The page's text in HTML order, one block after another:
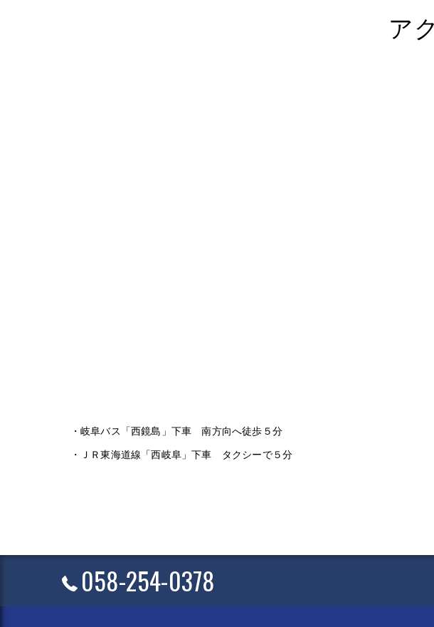
ア
・岐阜バス「西鏡島」下車 南方向へ徒歩５分
・ＪＲ東海道線「西岐阜」下車 タクシーで５分
058-254-0378